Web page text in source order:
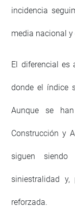
incidencia
media nacional y
El diferencial es
donde el índice
Aunque se
Construcción y
siguen siendo
siniestralidad y,
reforzada.